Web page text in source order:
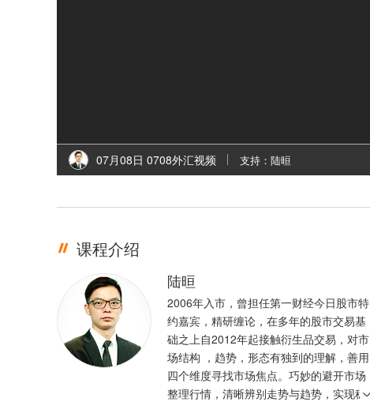
07月08日 0708外汇视频 支持：陆晅
课程介绍
陆晅
2006年入市，曾担任第一财经今日股市特
约嘉宾，精研缠论，在多年的股市交易基
础之上自2012年起接触衍生品交易，对市
场结构 ，趋势，形态有独到的理解，善用
四个维度寻找市场焦点。巧妙的避开市场
整理行情，清晰辨别走势与趋势，实现稳